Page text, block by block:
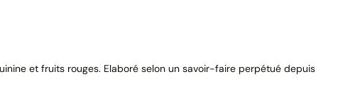
et fruits rouges. Elaboré selon un savoir-faire perpétué depuis